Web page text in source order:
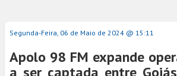
Segunda-Feira, 06 de Maio de 2024 @ 15:11
Apolo 98 FM expande
a ser captada entre